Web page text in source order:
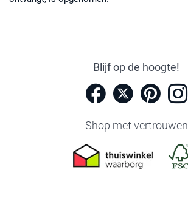
Blijf op de hoogte!
Shop met vertrouwen